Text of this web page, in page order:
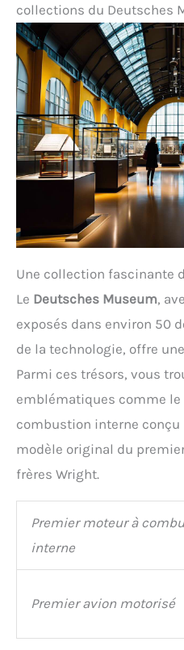
collections du Deutsches
Une collection fascinante
Le Deutsches Museum,
exposés dans environ 50
de la technologie, offre
Parmi ces trésors, vous
emblématiques comme
combustion interne conçu
modèle original du
frères Wright.
Premier moteur à
interne
Premier avion motorisé